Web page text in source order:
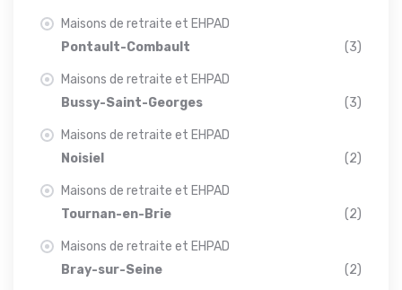
Maisons de retraite et EHPAD
Pontault-Combault
(3)
Maisons de retraite et EHPAD
Bussy-Saint-Georges
(3)
Maisons de retraite et EHPAD
Noisiel
(2)
Maisons de retraite et EHPAD
Tournan-en-Brie
(2)
Maisons de retraite et EHPAD
Bray-sur-Seine
(2)